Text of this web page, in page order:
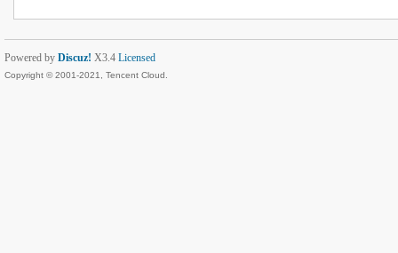
Powered by Discuz! X3.4 Licensed
Copyright © 2001-2021, Tencent Cloud.